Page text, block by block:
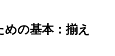
の基本：揃え